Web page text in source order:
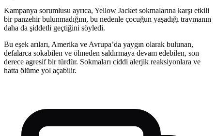
Kampanya sorumlusu ayrıca, Yellow Jacket sokmalarına karşı etkili
bir panzehir bulunmadığını, bu nedenle çocuğun yaşadığı travmanın
daha da şiddetli geçtiğini söyledi.
Bu eşek arıları, Amerika ve Avrupa’da yaygın olarak bulunan,
defalarca sokabilen ve ölmeden saldırmaya devam edebilen, son
derece agresif bir türdür. Sokmaları ciddi alerjik reaksiyonlara ve
hatta ölüme yol açabilir.